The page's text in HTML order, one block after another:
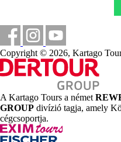
Sport és szórakozás
biliárd
búvárleckék
vízi sportok a
Ellátás
Ultra All Inclusive:
reggeli későn
snack-ételek 00:00
12:00-14:00 és
16:30 óra között,
a strandbárban
Copyright © 2026, Kartago
A Kartago Tours a német
GROUP divízió tagja, amely
cégcsoportja.